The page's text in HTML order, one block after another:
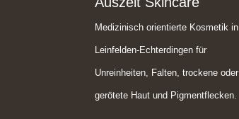
Medizinisch orientierte Kosmetik in
Leinfelden-Echterdingen für
Unreinheiten, Falten, trockene oder
gerötete Haut und Pigmentflecken.